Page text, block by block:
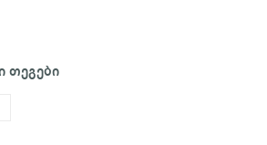
თეგები